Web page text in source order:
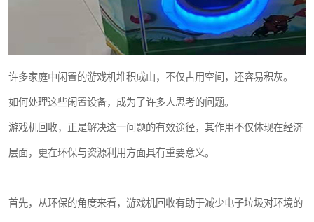
许多家庭中闲置的游戏机堆积成山，不仅占用空间，还容易积灰。
如何处理这些闲置设备，成为了许多人思考的问题。
游戏机回收，正是解决这一问题的有效途径，其作用不仅体现在经济
层面，更在环保与资源利用方面具有重要意义。
首先，从环保的角度来看，游戏机回收有助于减少电子垃圾对环境的